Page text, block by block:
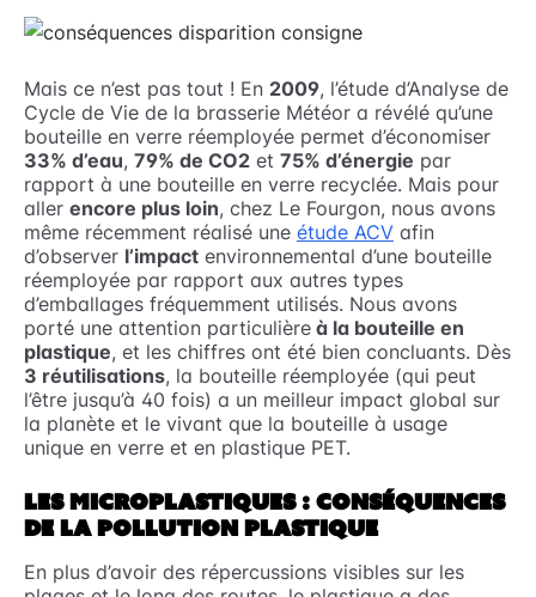
Mais ce n’est pas tout ! En 2009, l’étude d’Analyse de
Cycle de Vie de la brasserie Météor a révélé qu’une
bouteille en verre réemployée permet d’économiser
33% d’eau, 79% de CO2 et 75% d’énergie par
rapport à une bouteille en verre recyclée. Mais pour
aller encore plus loin, chez Le Fourgon, nous avons
même récemment réalisé une étude ACV afin
d’observer l’impact environnemental d’une bouteille
réemployée par rapport aux autres types
d’emballages fréquemment utilisés. Nous avons
porté une attention particulière à la bouteille en
plastique, et les chiffres ont été bien concluants. Dès
3 réutilisations, la bouteille réemployée (qui peut
l’être jusqu’à 40 fois) a un meilleur impact global sur
la planète et le vivant que la bouteille à usage
unique en verre et en plastique PET.
LES MICROPLASTIQUES : CONSÉQUENCES
DE LA POLLUTION PLASTIQUE
En plus d’avoir des répercussions visibles sur les